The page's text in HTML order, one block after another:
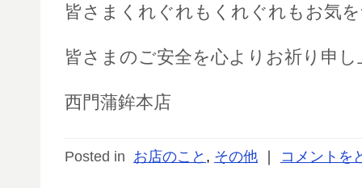
皆さまくれぐれもくれぐれもお気
皆さまのご安全を心よりお祈り申
西門蒲鉾本店
Posted in お店のこと , その他 コメントを